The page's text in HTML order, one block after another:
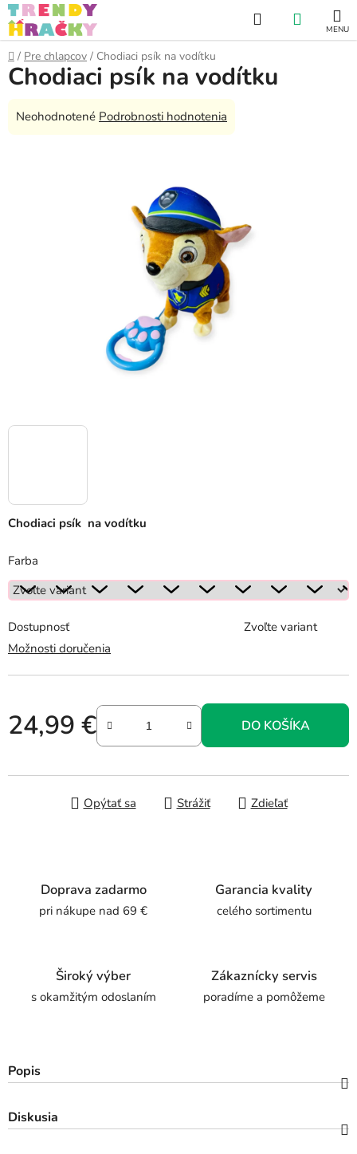
Prejsť
na
obsah
Hľadať
KOŠÍK
Domov
/ Pre chlapcov / Chodiaci psík na vodítku
Chodiaci psík na vodítku
Farba
Dostupnosť
Zvoľte variant
Možnosti doručenia
24,99 €
Jednotková cena:
DO KOŠÍKA
Opýtať sa Strážiť Zdieľať
Chodiaci psík na vodítku
Priemerné
Neohodnotené Podrobnosti hodnotenia
Doprava zadarmo
pri nákupe nad 69 €
Garancia kvality
celého sortimentu
Široký výber
s okamžitým odoslaním
Zákaznícky servis
poradíme a pomôžeme
Popis
Diskusia